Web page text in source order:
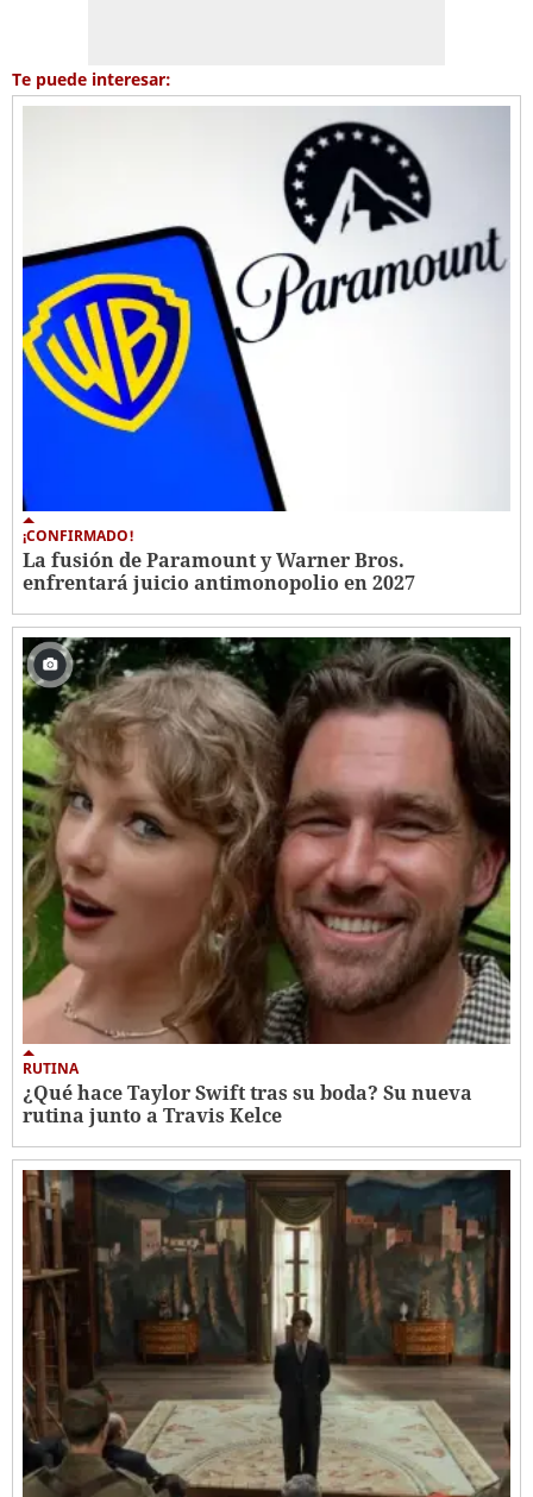
Te puede interesar:
¡CONFIRMADO!
La fusión de Paramount y Warner Bros.
enfrentará juicio antimonopolio en 2027
RUTINA
¿Qué hace Taylor Swift tras su boda? Su nueva
rutina junto a Travis Kelce